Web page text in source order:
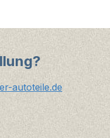
autoteile.de